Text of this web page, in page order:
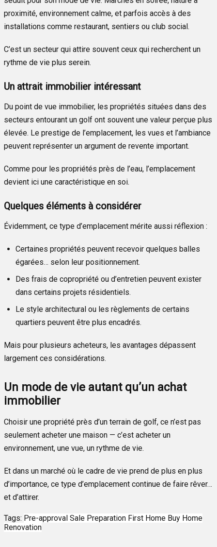
proximité, environnement calme, et parfois accès à des
installations comme restaurant, sentiers ou club social.
C’est un secteur qui attire souvent ceux qui recherchent un
rythme de vie plus serein.
Un attrait immobilier intéressant
Du point de vue immobilier, les propriétés situées dans des
secteurs entourant un golf ont souvent une valeur perçue plus
élevée. Le prestige de l’emplacement, les vues et l’ambiance
peuvent représenter un argument de revente important.
Comme pour les propriétés près de l’eau, l’emplacement
devient ici une caractéristique en soi.
Quelques éléments à considérer
Évidemment, ce type d’emplacement mérite aussi réflexion :
Certaines propriétés peuvent recevoir quelques balles
égarées… selon leur positionnement.
Des frais de copropriété ou d’entretien peuvent exister
dans certains projets résidentiels.
Le style architectural ou les règlements de certains
quartiers peuvent être plus encadrés.
Mais pour plusieurs acheteurs, les avantages dépassent
largement ces considérations.
Un mode de vie autant qu’un achat
immobilier
Choisir une propriété près d’un terrain de golf, ce n’est pas
seulement acheter une maison — c’est acheter un
environnement, une vue, un rythme de vie.
Et dans un marché où le cadre de vie prend de plus en plus
d’importance, ce type d’emplacement continue de faire rêver…
et d’attirer.
Tags: Pre-approval Sale Preparation First Home Buy Home
Renovation